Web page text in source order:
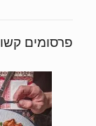
פרסומים